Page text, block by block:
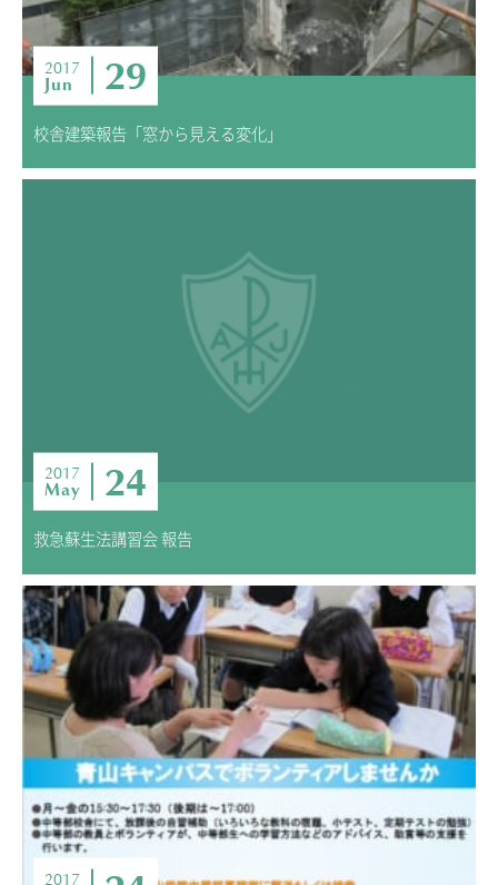
2017
Jun 29
校舎建築報告「窓から見える変化」
2017
May 24
救急蘇生法講習会 報告
2017